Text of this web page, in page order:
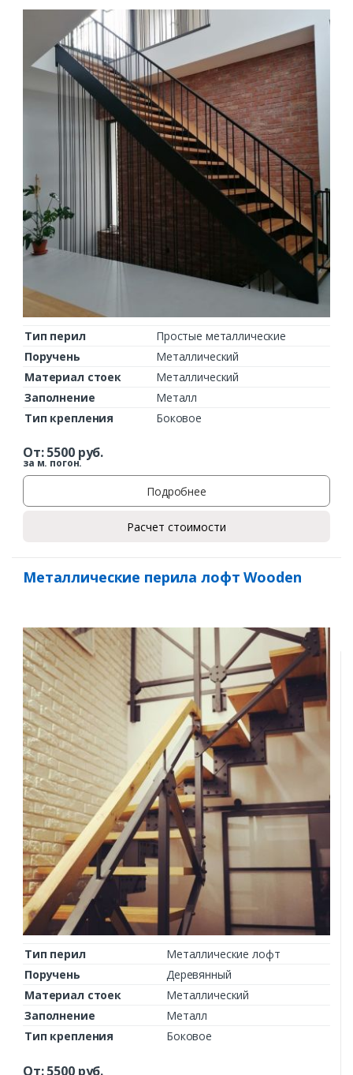
Тип перил
Простые металлические
Поручень
Металлический
Материал стоек
Металлический
Заполнение
Металл
Тип крепления
Боковое
От:5500руб.
за м. погон.
Подробнее
Расчет стоимости
Металлические перила лофт Wooden
Тип перил
Металлические лофт
Поручень
Деревянный
Материал стоек
Металлический
Заполнение
Металл
Тип крепления
Боковое
От:5500руб.